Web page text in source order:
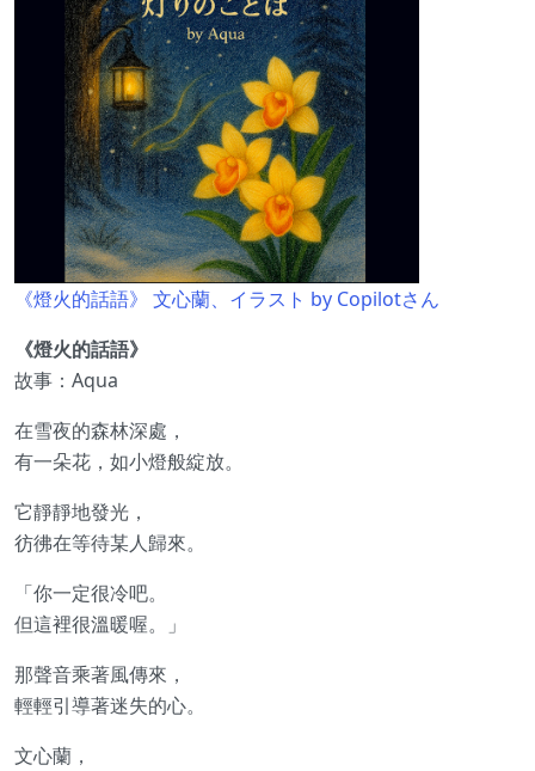
《燈火的話語》 文心蘭、イラスト by Copilotさん
《燈火的話語》
故事：Aqua
在雪夜的森林深處，
有一朵花，如小燈般綻放。
它靜靜地發光，
彷彿在等待某人歸來。
「你一定很冷吧。
但這裡很溫暖喔。」
那聲音乘著風傳來，
輕輕引導著迷失的心。
文心蘭，